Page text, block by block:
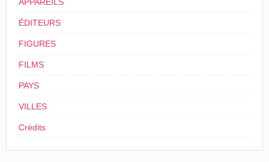
blanches, quoique peu dans le style, ne faisait
pas mal du tout ! Inutile de dire que les
Neuchâtelois rendirent visite à la ferme Robert.
propriétaire du cinématographe eut pris la
chacune sa ville respective.
Feuille d'avis de Neuchâtel, Neuchâtel,
ÉDITEURS
FIGURES
FILMS
PAYS
VILLES
Crédits